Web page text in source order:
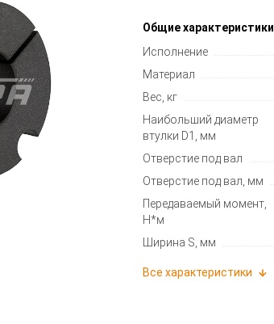
Общие характеристики
Исполнение
Материал
Вес, кг
Наибольший диаметр
втулки D1, мм
Отверстие под вал
Отверстие под вал, мм
Передаваемый момент,
Н*м
Ширина S, мм
Все характеристики